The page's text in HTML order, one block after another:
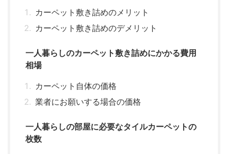
カーペット敷き詰めのメリット
カーペット敷き詰めのデメリット
一人暮らしのカーペット敷き詰めにかかる費用
相場
カーペット自体の価格
業者にお願いする場合の価格
一人暮らしの部屋に必要なタイルカーペットの
枚数